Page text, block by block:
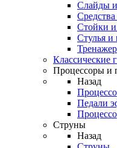
Слайды
Стойки и
Стулья и
Классические
Процессоры и
Назад
Педали
Струны
Назад